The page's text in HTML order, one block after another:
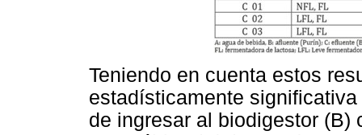
Teniendo en cuenta estos
estadísticamente
de ingresar al biodigestor